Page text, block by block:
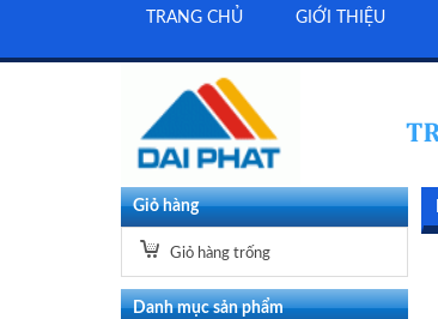
TRANG CHỦ GIỚI THIỆU
Giỏ hàng
Giỏ hàng trống
Danh mục sản phẩm